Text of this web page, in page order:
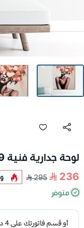
لوحة جدارية فنية C1179
236
295
متوفر